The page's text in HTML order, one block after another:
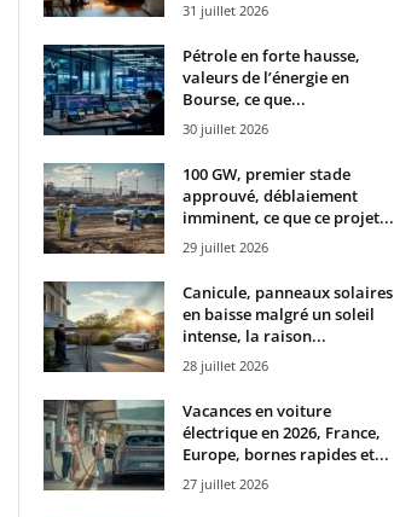
31 juillet 2026
Pétrole en forte hausse,
valeurs de l’énergie en
Bourse, ce que...
30 juillet 2026
100 GW, premier stade
approuvé, déblaiement
imminent, ce que ce projet...
29 juillet 2026
Canicule, panneaux solaires
en baisse malgré un soleil
intense, la raison...
28 juillet 2026
Vacances en voiture
électrique en 2026, France,
Europe, bornes rapides et...
27 juillet 2026